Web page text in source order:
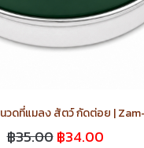
วดที่แมลง สัตว์ กัดต่อย |
฿35.00 ฿34.00